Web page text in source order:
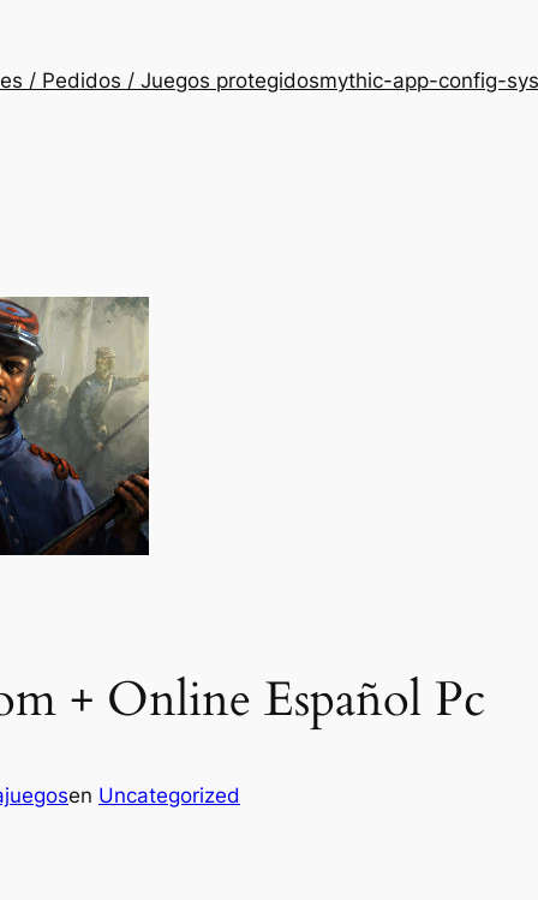
/ Pedidos / Juegos protegidosmythic-app-config-
+ Online Español Pc
en Uncategorized